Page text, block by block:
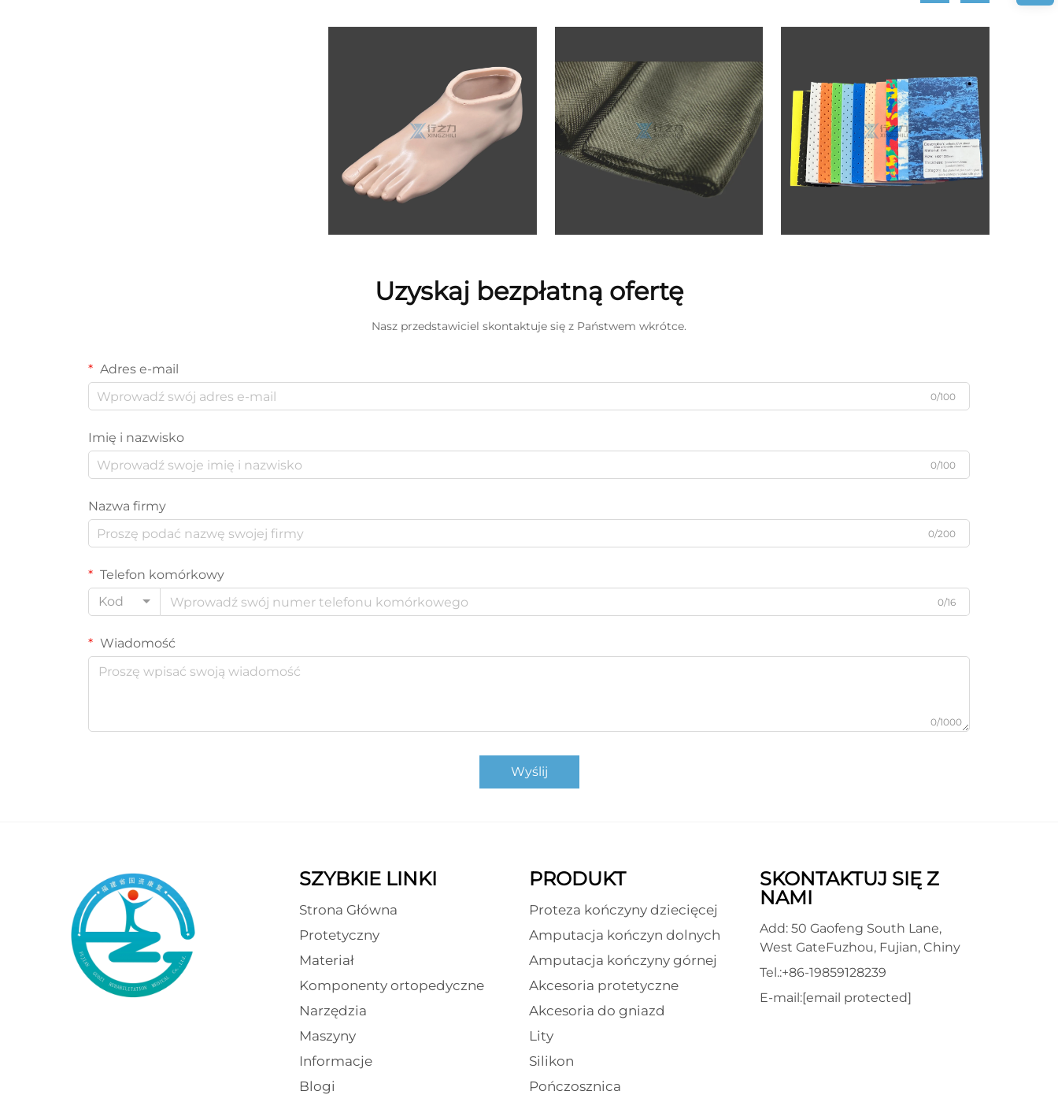
Uzyskaj bezpłatną ofertę
Nasz przedstawiciel skontaktuje się z Państwem wkrótce.
Adres e-mail
0/100
Imię i nazwisko
0/100
Nazwa firmy
0/200
Telefon komórkowy
Kod
0/16
Wiadomość
0/1000
Wyślij
SZYBKIE LINKI
Strona Główna
Protetyczny
Materiał
Komponenty ortopedyczne
Narzędzia
Maszyny
Informacje
Blogi
PRODUKT
Proteza kończyny dziecięcej
Amputacja kończyn dolnych
Amputacja kończyny górnej
Akcesoria protetyczne
Akcesoria do gniazd
Lity
Silikon
Pończosznica
SKONTAKTUJ SIĘ Z
NAMI
Add: 50 Gaofeng South Lane,
West GateFuzhou, Fujian, Chiny
Tel.:+86-19859128239
E-mail:[email protected]